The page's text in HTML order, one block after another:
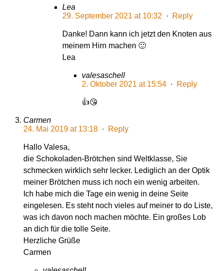
Lea
29. September 2021 at 10:32 · Reply
Danke! Dann kann ich jetzt den Knoten aus
meinem Hirn machen 🙂
Lea
valesaschell
2. Oktober 2021 at 15:54 · Reply
👍😘
Carmen
24. Mai 2019 at 13:18 · Reply
Hallo Valesa,
die Schokoladen-Brötchen sind Weltklasse, Sie
schmecken wirklich sehr lecker. Lediglich an der Optik
meiner Brötchen muss ich noch ein wenig arbeiten.
Ich habe mich die Tage ein wenig in deine Seite
eingelesen. Es steht noch vieles auf meiner to do Liste,
was ich davon noch machen möchte. Ein großes Lob
an dich für die tolle Seite.
Herzliche Grüße
Carmen